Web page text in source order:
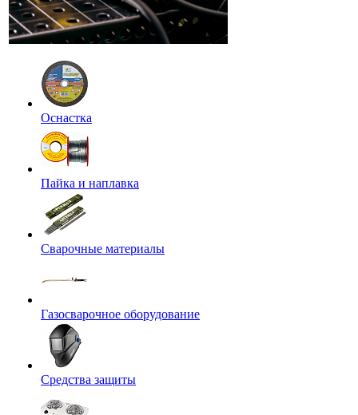
Оснастка
Пайка и наплавка
Сварочные материалы
Газосварочное оборудование
Средства защиты